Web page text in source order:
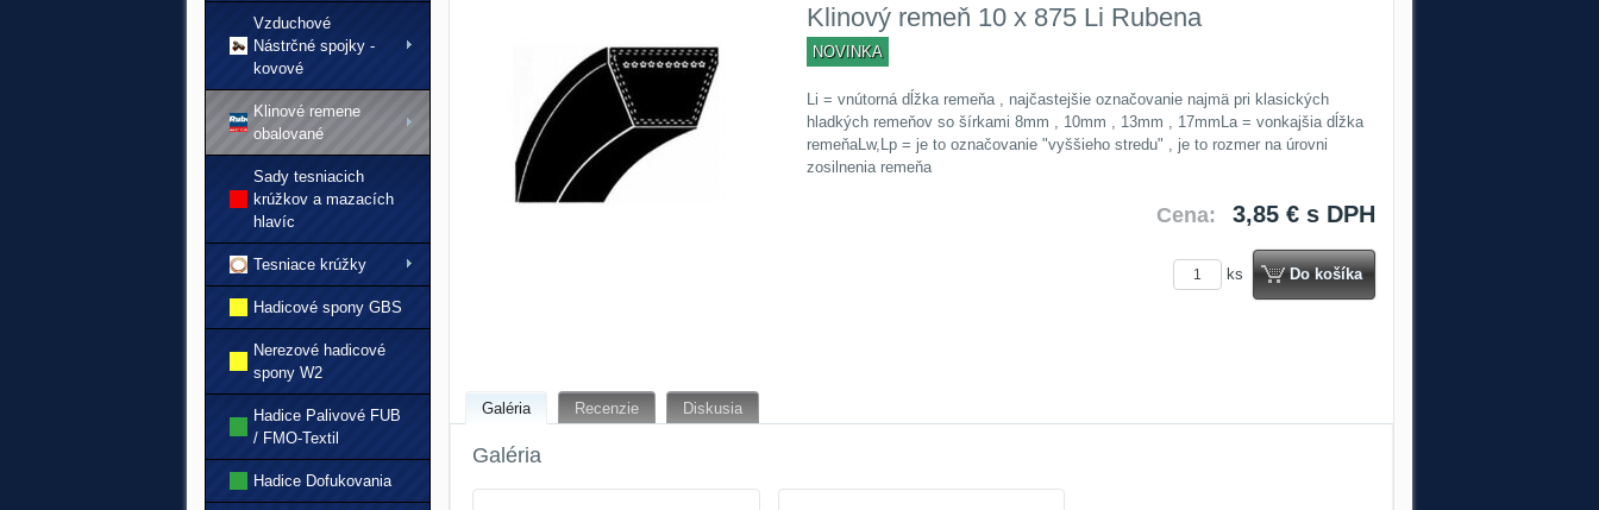
Klinový remeň 10 x 875 Li Rubena
NOVINKA
Li = vnútorná dĺžka remeňa , najčastejšie označovanie najmä pri klasických
hladkých remeňov so šírkami 8mm , 10mm , 13mm , 17mmLa = vonkajšia dĺžka
remeňaLw,Lp = je to označovanie "vyššieho stredu" , je to rozmer na úrovni
zosilnenia remeňa
Cena: 3,85 € s DPH
ks Do košíka
Galéria Recenzie Diskusia
Galéria
Vzduchové
Nástrčné spojky -
kovové
Klinové remene
obalované
Sady tesniacich
krúžkov a mazacích
hlavíc
Tesniace krúžky
Hadicové spony GBS
Nerezové hadicové
spony W2
Hadice Palivové FUB
/ FMO-Textil
Hadice Dofukovania